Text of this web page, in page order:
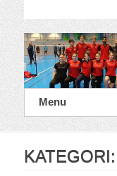
Menu
KATEGORI: